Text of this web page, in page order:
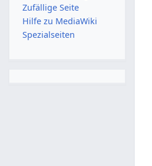
Zufällige Seite
Hilfe zu MediaWiki
Spezialseiten